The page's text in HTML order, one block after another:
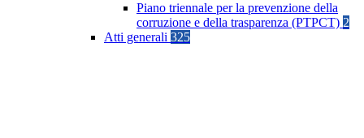
Piano triennale per la prevenzione della
corruzione e della trasparenza (PTPCT) 2
Atti generali 325